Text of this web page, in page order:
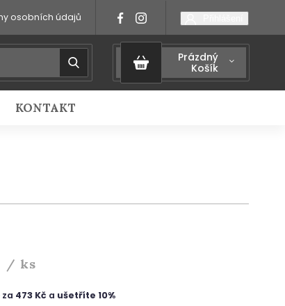
osobních údajů
Prázdný
Košík
KONTAKT
/ ks
473 Kč a ušetříte 10%